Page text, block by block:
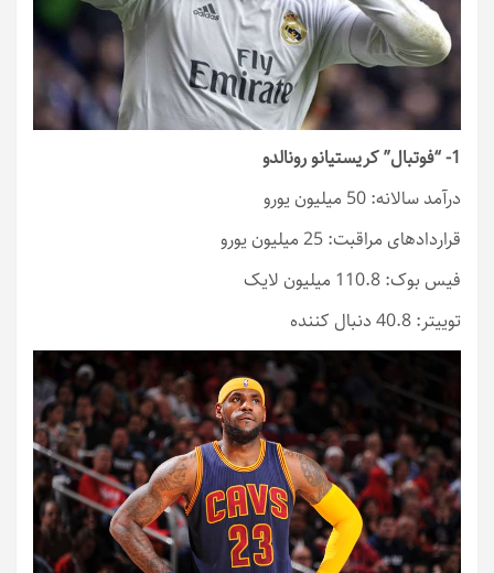
1- “فوتبال” کریستیانو رونالدو
درآمد سالانه: 50 میلیون یورو
قراردادهای مراقبت: 25 میلیون یورو
فیس بوک: 110.8 میلیون لایک
توییتر: 40.8 دنبال کننده